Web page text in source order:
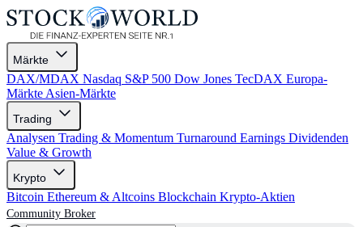
Märkte
DAX/MDAX Nasdaq S&P 500 Dow Jones TecDAX Europa-
Märkte Asien-Märkte
Trading
Analysen Trading & Momentum Turnaround Earnings Dividenden
Value & Growth
Krypto
Bitcoin Ethereum & Altcoins Blockchain Krypto-Aktien
Community Broker